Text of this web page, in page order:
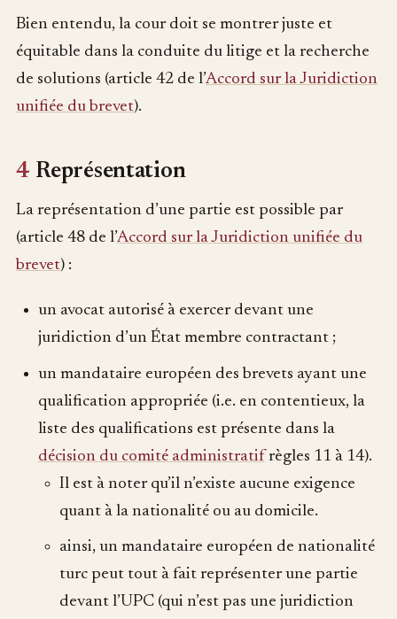
Bien entendu, la cour doit se montrer juste et
équitable dans la conduite du litige et la recherche
de solutions (article 42 de l’Accord sur la Juridiction
unifiée du brevet).
4 Représentation
La représentation d’une partie est possible par
(article 48 de l’Accord sur la Juridiction unifiée du
brevet) :
un avocat autorisé à exercer devant une
juridiction d’un État membre contractant ;
un mandataire européen des brevets ayant une
qualification appropriée (i.e. en contentieux, la
liste des qualifications est présente dans la
décision du comité administratifrègles 11 à 14).
Il est à noter qu’il n’existe aucune exigence
quant à la nationalité ou au domicile.
ainsi, un mandataire européen de nationalité
turc peut tout à fait représenter une partie
devant l’UPC (qui n’est pas une juridiction